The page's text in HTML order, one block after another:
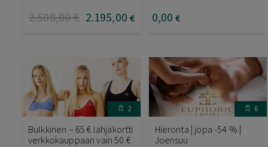
2.508,00€ 2.195,00 € 0,00 €
2
Bulkkinen – 65 € lahjakortti
verkkokauppaan vain 50 €
6
Hieronta | jopa -54 % |
Joensuu